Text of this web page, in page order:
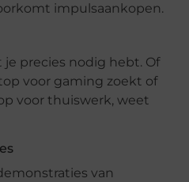
impulsaankopen.
je precies nodig hebt. Of
voor gaming zoekt of
voor thuiswerk, weet
van